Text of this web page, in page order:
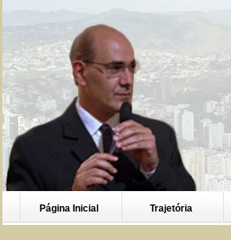
Página Inicial Trajetória